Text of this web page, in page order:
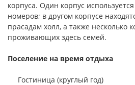
корпуса. Один корпус
номеров; в другом корпусе
прасадам холл, а также несколько
проживающих здесь семей.
Поселение на время отдыха
Гостиница (круглый год)